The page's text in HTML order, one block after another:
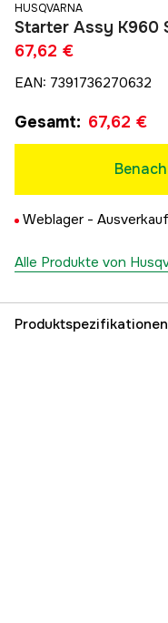
HUSQVARNA
Starter Assy K960
67,62 €
EAN: 7391736270632
Gesamt: 67,62 €
Weblager -
Alle Produkte von
Produktspezifikationen